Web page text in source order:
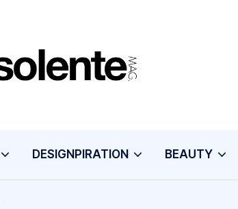
I
O
DESIGNPIRATION BEAUTY